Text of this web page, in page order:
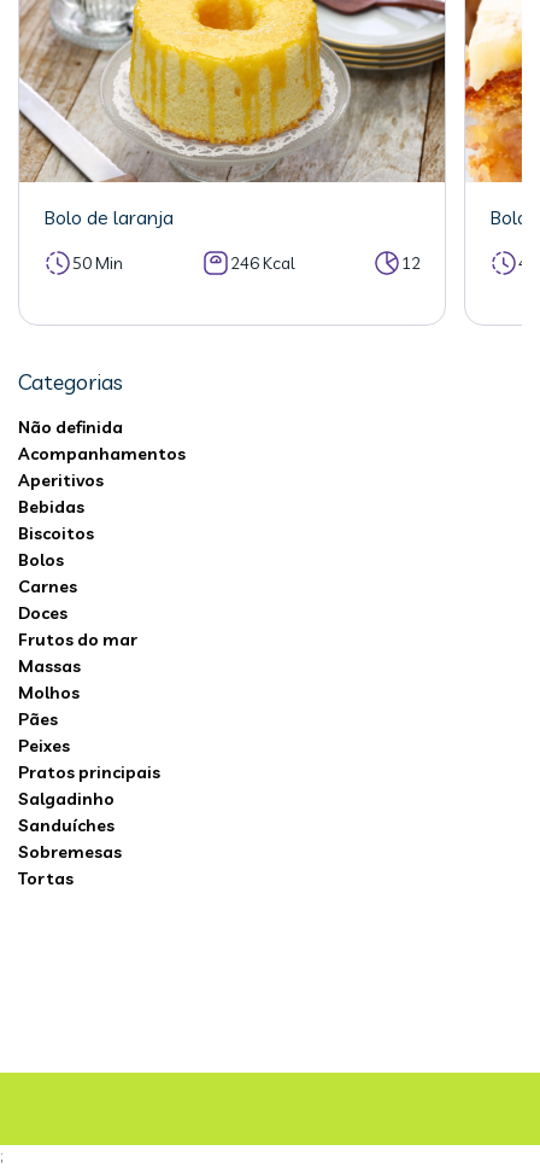
Bolo de laranja
50 Min 246 Kcal 12
Bolo
Categorias
Não definida
Acompanhamentos
Aperitivos
Bebidas
Biscoitos
Bolos
Carnes
Doces
Frutos do mar
Massas
Molhos
Pães
Peixes
Pratos principais
Salgadinho
Sanduíches
Sobremesas
Tortas
;